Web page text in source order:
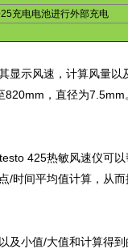
充电电池进行外部充电
显示风速，计算风量
820mm ，直径为7.5mm
testo 425热敏风速仪可
/时间平均值计算，从而
及小值/大值和计算得